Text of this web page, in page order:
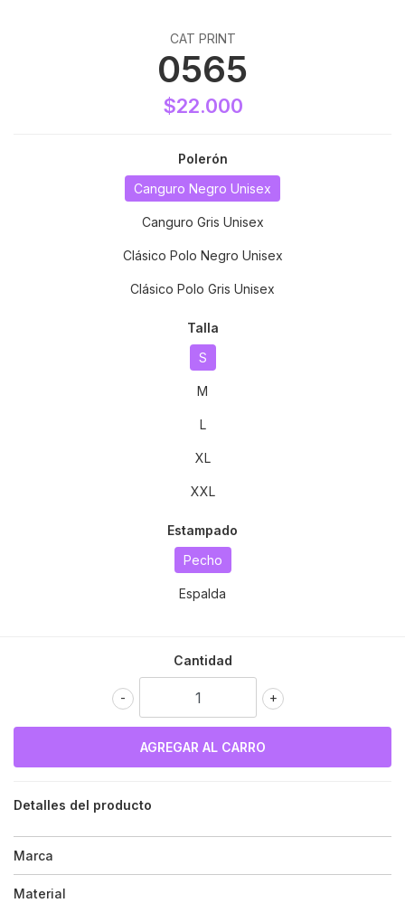
CAT PRINT
0565
$22.000
Polerón
Canguro Negro Unisex
Canguro Gris Unisex
Clásico Polo Negro Unisex
Clásico Polo Gris Unisex
Talla
S
M
L
XL
XXL
Estampado
Pecho
Espalda
Cantidad
+
-
Detalles del producto
Marca
Material